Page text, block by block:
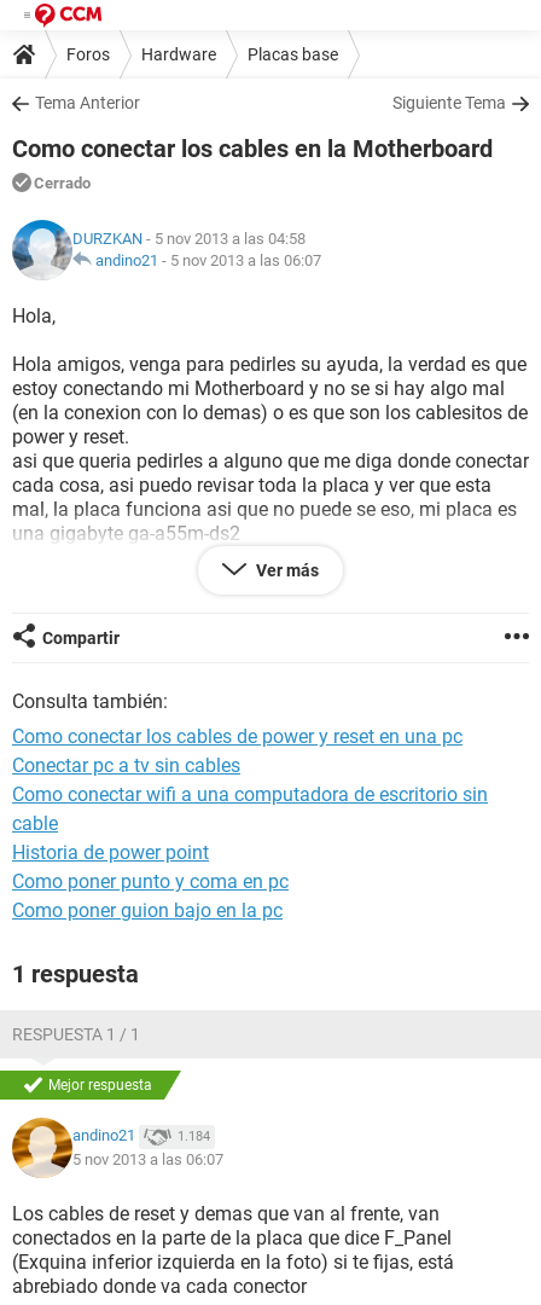
Foros Hardware Placas base
Tema Anterior Siguiente Tema
Como conectar los cables en la Motherboard
Cerrado
DURZKAN - 5 nov 2013 a las 04:58
andino21 - 5 nov 2013 a las 06:07
Hola,
Hola amigos, venga para pedirles su ayuda, la verdad es que
estoy conectando mi Motherboard y no se si hay algo mal
(en la conexion con lo demas) o es que son los cablesitos de
power y reset.
asi que queria pedirles a alguno que me diga donde conectar
cada cosa, asi puedo revisar toda la placa y ver que esta
mal, la placa funciona asi que no puede se eso, mi placa es
una gigabyte ga-a55m-ds2
jpg
desde ya muchas gracias.
Ver más
Compartir
Consulta también:
Como conectar los cables de power y reset en una pc
Conectar pc a tv sin cables
Como conectar wifi a una computadora de escritorio sin
cable
Historia de power point
Como poner punto y coma en pc
Como poner guion bajo en la pc
1 respuesta
RESPUESTA 1 / 1
Mejor respuesta
andino21 1.184
5 nov 2013 a las 06:07
Los cables de reset y demas que van al frente, van
conectados en la parte de la placa que dice F_Panel
(Exquina inferior izquierda en la foto) si te fijas, está
abrebiado donde va cada conector